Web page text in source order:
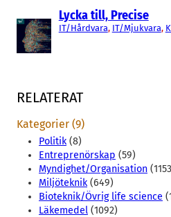
Lycka till, Precise
IT/Hårdvara, IT/Mjukvara,
RELATERAT
Kategorier (9)
Politik(8)
Entreprenörskap (59)
Myndighet/Organisation
Miljöteknik(649)
Bioteknik/Övrig life science
Läkemedel (1092)